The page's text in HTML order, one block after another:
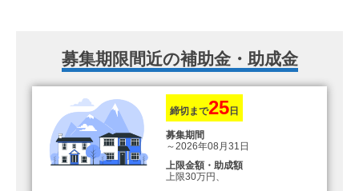
募集期限間近の補助金・助成金
締切まで25 日
募集期間
～2026年08月31日
上限金額・助成額
上限30万円、